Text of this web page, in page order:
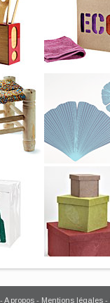
- A propos - Mentions légales -